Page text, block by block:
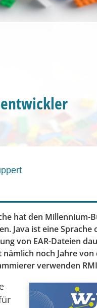
hat den Millennium-
Java ist eine Sprache
von EAR-Dateien
nämlich noch Jahre von
verwenden RMI